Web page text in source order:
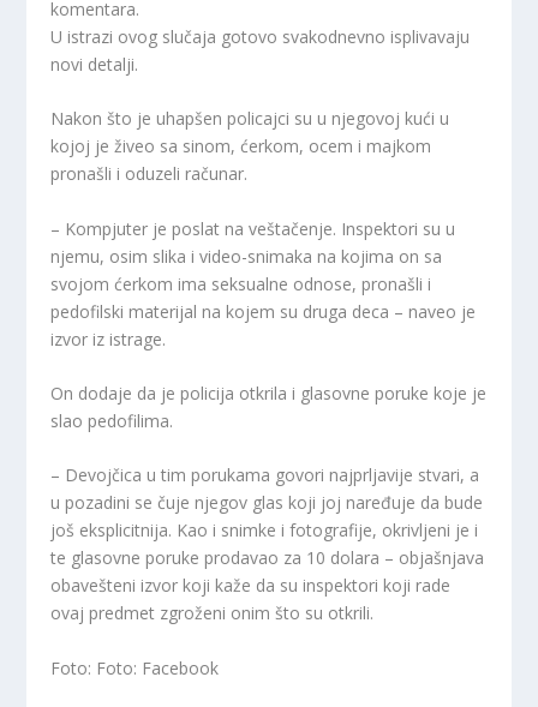
komentara.
U istrazi ovog slučaja gotovo svakodnevno isplivavaju
novi detalji.
Nakon što je uhapšen policajci su u njegovoj kući u
kojoj je živeo sa sinom, ćerkom, ocem i majkom
pronašli i oduzeli računar.
– Kompjuter je poslat na veštačenje. Inspektori su u
njemu, osim slika i video-snimaka na kojima on sa
svojom ćerkom ima seksualne odnose, pronašli i
pedofilski materijal na kojem su druga deca – naveo je
izvor iz istrage.
On dodaje da je policija otkrila i glasovne poruke koje je
slao pedofilima.
– Devojčica u tim porukama govori najprljavije stvari, a
u pozadini se čuje njegov glas koji joj naređuje da bude
još eksplicitnija. Kao i snimke i fotografije, okrivljeni je i
te glasovne poruke prodavao za 10 dolara – objašnjava
obavešteni izvor koji kaže da su inspektori koji rade
ovaj predmet zgroženi onim što su otkrili.
Foto: Foto: Facebook